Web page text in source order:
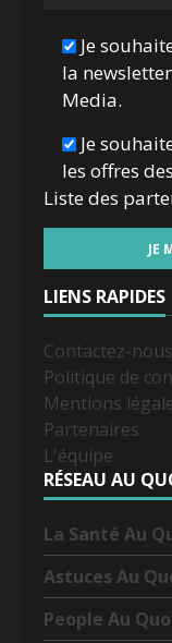
Je
la
Media.
Je
les offres
Liste des
LIENS RAPIDES
Contactez-nous
Politique de
Mentions
Partenaires
L'équipe
RÉSEAU AU
La Santé Au
Astuces Au
People Au